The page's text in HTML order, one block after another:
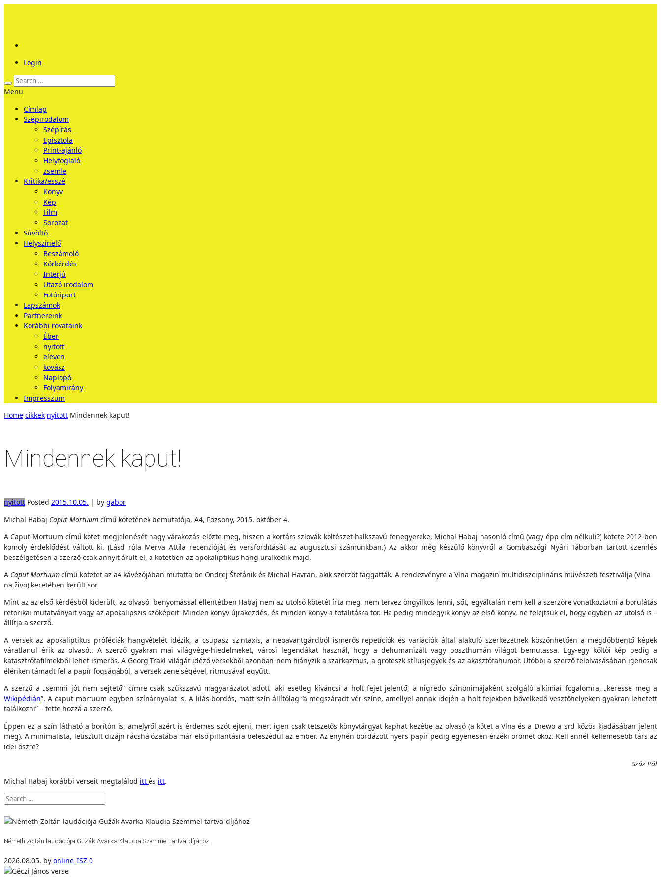
Login
Menu
Címlap
Szépirodalom
Szépírás
Episztola
Print-ajánló
Helyfoglaló
zsemle
Kritika/esszé
Könyv
Kép
Film
Sorozat
Süvöltő
Helyszínelő
Beszámoló
Körkérdés
Interjú
Utazó irodalom
Fotóriport
Lapszámok
Partnereink
Korábbi rovataink
Éber
nyitott
eleven
kovász
Naplopó
Folyamirány
Impresszum
Home cikkek nyitott Mindennek kaput!
Mindennek kaput!
nyitott Posted 2015.10.05. | by gabor
Michal Habaj Caput Mortuum című kötetének bemutatója, A4, Pozsony, 2015. október 4.
A Caput Mortuum című kötet megjelenését nagy várakozás előzte meg, hiszen a kortárs szlovák költészet halkszavú fenegyereke, Michal Habaj hasonló című (vagy épp cím nélküli?) kötete 2012-ben
komoly érdeklődést váltott ki. (Lásd róla Merva Attila recenzióját és versfordítását az augusztusi számunkban.) Az akkor még készülő könyvről a Gombaszögi Nyári Táborban tartott szemlés
beszélgetésen a szerző csak annyit árult el, a kötetben az apokaliptikus hang uralkodik majd.
A Caput Mortuum című kötetet az a4 kávézójában mutatta be Ondrej Štefánik és Michal Havran, akik szerzőt faggatták. A rendezvényre a Vlna magazin multidiszciplináris művészeti fesztiválja (Vlna
na živo) keretében került sor.
Mint az az első kérdésből kiderült, az olvasói benyomással ellentétben Habaj nem az utolsó kötetét írta meg, nem tervez öngyilkos lenni, sőt, egyáltalán nem kell a szerzőre vonatkoztatni a borulátás
retorikai mutatványait vagy az apokalipszis szóképeit. Minden könyv újrakezdés, és minden könyv a totalitásra tör. Ha pedig mindegyik könyv az első könyv, ne felejtsük el, hogy egyben az utolsó is –
állítja a szerző.
A versek az apokaliptikus próféciák hangvételét idézik, a csupasz szintaxis, a neoavantgárdból ismerős repetíciók és variációk által alakuló szerkezetnek köszönhetően a megdöbbentő képek
váratlanul érik az olvasót. A szerző gyakran mai világvége-hiedelmeket, városi legendákat használ, hogy a dehumanizált vagy poszthumán világot bemutassa. Egy-egy költői kép pedig a
katasztrófafilmekből lehet ismerős. A Georg Trakl világát idéző versekből azonban nem hiányzik a szarkazmus, a groteszk stílusjegyek és az akasztófahumor. Utóbbi a szerző felolvasásában igencsak
élénken támadt fel a papír fogságából, a versek zeneiségével, ritmusával együtt.
A szerző a „semmi jót nem sejtető” címre csak szűkszavú magyarázatot adott, aki esetleg kíváncsi a holt fejet jelentő, a nigredo szinonimájaként szolgáló alkímiai fogalomra, „keresse meg a
Wikipédián”. A caput mortuum egyben színárnyalat is. A lilás-bordós, matt szín állítólag “a megszáradt vér színe, amellyel annak idején a holt fejekben bővelkedő vesztőhelyeken gyakran lehetett
találkozni” – tette hozzá a szerző.
Éppen ez a szín látható a borítón is, amelyről azért is érdemes szót ejteni, mert igen csak tetszetős könyvtárgyat kaphat kezébe az olvasó (a kötet a Vlna és a Drewo a srd közös kiadásában jelent
meg). A minimalista, letisztult dizájn rácshálózatába már első pillantásra beleszédül az ember. Az enyhén bordázott nyers papír pedig egyenesen érzéki örömet okoz. Kell ennél kellemesebb társ az
idei őszre?
Száz Pál
Michal Habaj korábbi verseit megtalálod itt és itt.
Németh Zoltán laudációja Gužák Avarka Klaudia Szemmel tartva-díjához
2026.08.05. by online_ISZ 0